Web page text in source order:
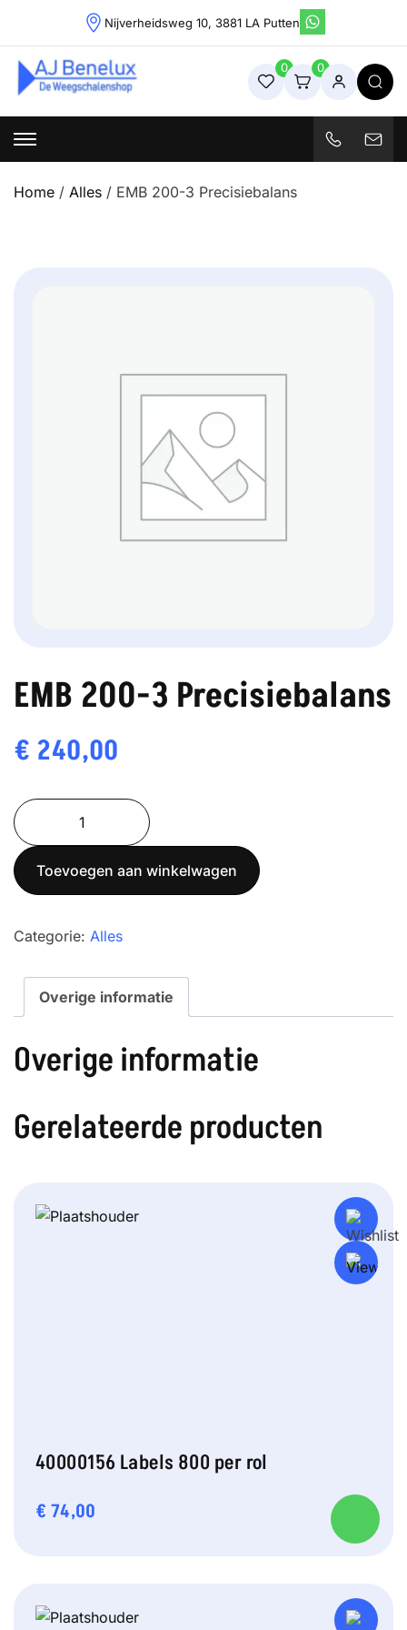
content
Nijverheidsweg 10, 3881 LA Putten
Weegschalenshop | Precisieweegschalen & Industriële
Weegoplossingen
0 0
Home / Alles / EMB 200-3 Precisiebalans
EMB 200-3 Precisiebalans
€ 240,00
EMB
200-
3
Precisiebalans
Toevoegen aan winkelwagen
Categorie: Alles
Overige informatie
Overige informatie
Gerelateerde producten
40000156 Labels 800 per rol
€ 74,00